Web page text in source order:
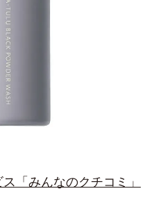
「みんなのクチコミ」